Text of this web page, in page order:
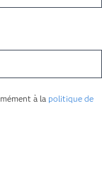
à la politique de